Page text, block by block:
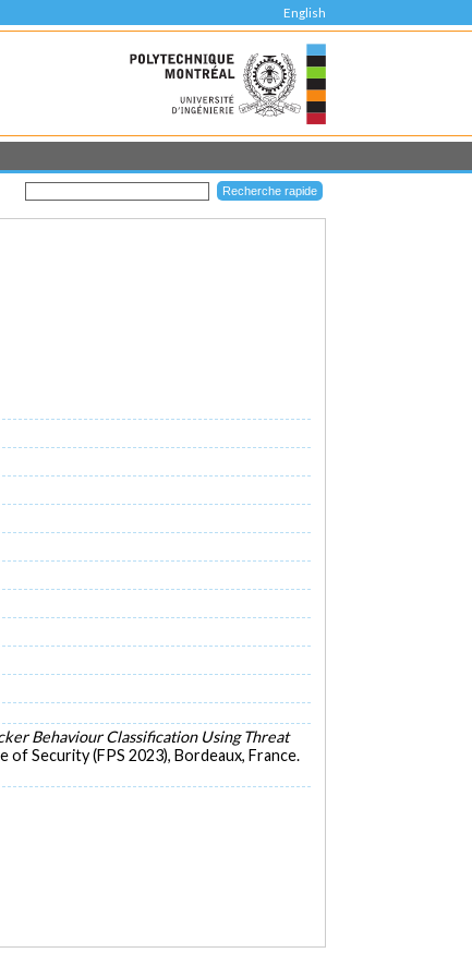
English
Behaviour Classification Using Threat
Security (FPS 2023), Bordeaux, France.